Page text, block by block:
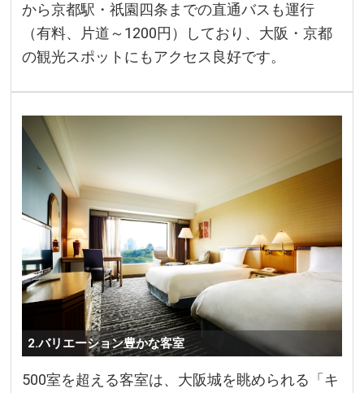
から京都駅・祇園四条までの直通バスも運行
（有料、片道～1200円）しており、大阪・京都
の観光スポットにもアクセス良好です。
2.バリエーション豊かな客室
500室を超える客室は、大阪城を眺められる「キ